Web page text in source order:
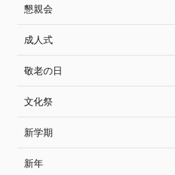
懇親会
成人式
敬老の日
文化祭
新学期
新年